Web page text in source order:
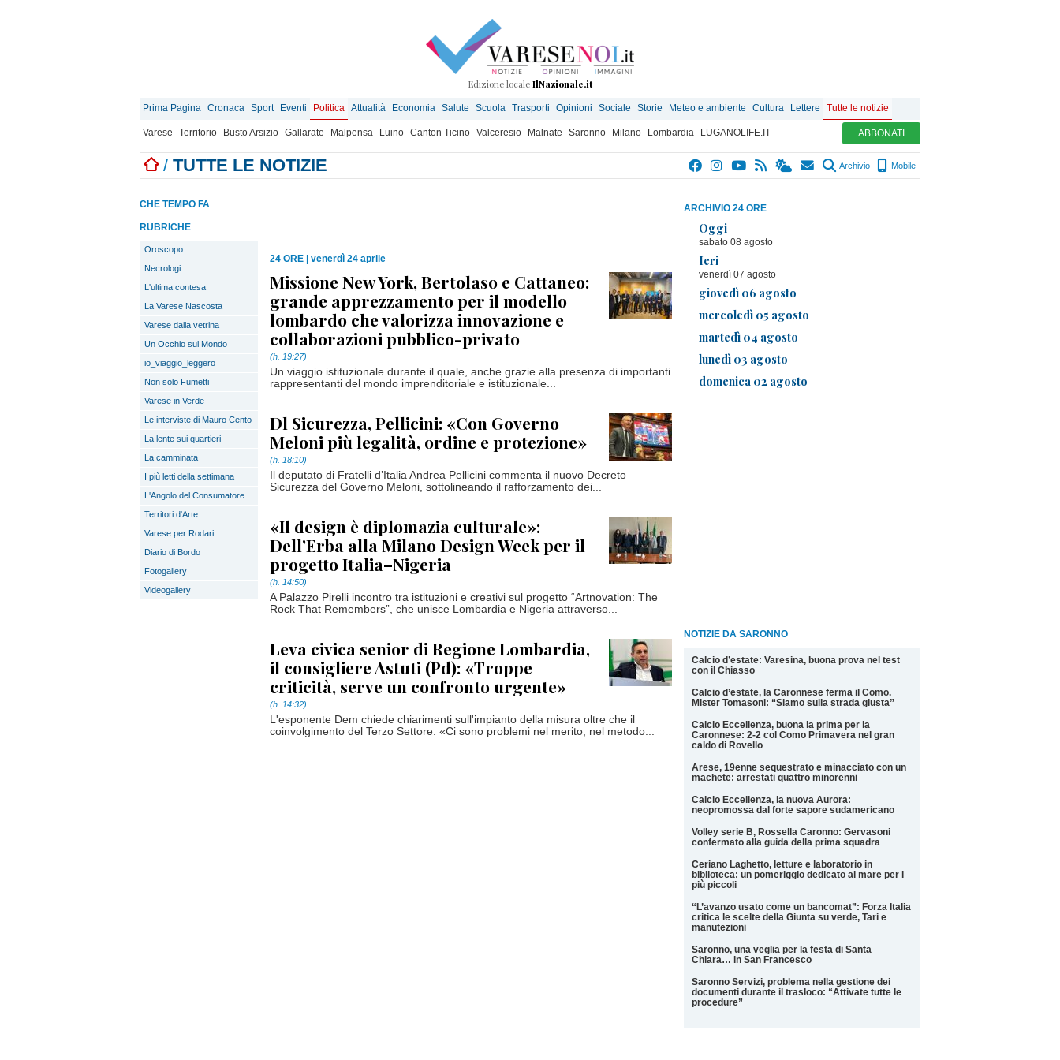
Edizione locale IlNazionale.it
Prima Pagina Cronaca Sport Eventi Politica Attualità Economia Salute Scuola Trasporti Opinioni Sociale Storie Meteo e ambiente Cultura Lettere Tutte le notizie
Varese Territorio Busto Arsizio Gallarate Malpensa Luino Canton Ticino Valceresio Malnate Saronno Milano Lombardia LUGANOLIFE.IT ABBONATI
/ TUTTE LE NOTIZIE Archivio Mobile
ARCHIVIO 24 ORE
Oggi
sabato 08 agosto
Ieri
venerdì 07 agosto
giovedì 06 agosto
mercoledì 05 agosto
martedì 04 agosto
lunedì 03 agosto
domenica 02 agosto
NOTIZIE DA SARONNO
Calcio d’estate: Varesina, buona prova nel test
con il Chiasso
Calcio d’estate, la Caronnese ferma il Como.
Mister Tomasoni: “Siamo sulla strada giusta”
Calcio Eccellenza, buona la prima per la
Caronnese: 2-2 col Como Primavera nel gran
caldo di Rovello
Arese, 19enne sequestrato e minacciato con un
machete: arrestati quattro minorenni
Calcio Eccellenza, la nuova Aurora:
neopromossa dal forte sapore sudamericano
Volley serie B, Rossella Caronno: Gervasoni
confermato alla guida della prima squadra
Ceriano Laghetto, letture e laboratorio in
biblioteca: un pomeriggio dedicato al mare per i
più piccoli
“L’avanzo usato come un bancomat”: Forza Italia
critica le scelte della Giunta su verde, Tari e
manutezioni
Saronno, una veglia per la festa di Santa
Chiara… in San Francesco
Saronno Servizi, problema nella gestione dei
documenti durante il trasloco: “Attivate tutte le
procedure”
CHE TEMPO FA
RUBRICHE
Oroscopo
Necrologi
L'ultima contesa
La Varese Nascosta
Varese dalla vetrina
Un Occhio sul Mondo
io_viaggio_leggero
Non solo Fumetti
Varese in Verde
Le interviste di Mauro Cento
La lente sui quartieri
La camminata
I più letti della settimana
L'Angolo del Consumatore
Territori d'Arte
Varese per Rodari
Diario di Bordo
Fotogallery
Videogallery
24 ORE venerdì 24 aprile
Missione New York, Bertolaso e Cattaneo:
grande apprezzamento per il modello
lombardo che valorizza innovazione e
collaborazioni pubblico-privato
(h. 19:27)
Un viaggio istituzionale durante il quale, anche grazie alla presenza di importanti
rappresentanti del mondo imprenditoriale e istituzionale...
Dl Sicurezza, Pellicini: «Con Governo
Meloni più legalità, ordine e protezione»
(h. 18:10)
Il deputato di Fratelli d’Italia Andrea Pellicini commenta il nuovo Decreto
Sicurezza del Governo Meloni, sottolineando il rafforzamento dei...
«Il design è diplomazia culturale»:
Dell’Erba alla Milano Design Week per il
progetto Italia–Nigeria
(h. 14:50)
A Palazzo Pirelli incontro tra istituzioni e creativi sul progetto “Artnovation: The
Rock That Remembers”, che unisce Lombardia e Nigeria attraverso...
Leva civica senior di Regione Lombardia,
il consigliere Astuti (Pd): «Troppe
criticità, serve un confronto urgente»
(h. 14:32)
L'esponente Dem chiede chiarimenti sull'impianto della misura oltre che il
coinvolgimento del Terzo Settore: «Ci sono problemi nel merito, nel metodo...